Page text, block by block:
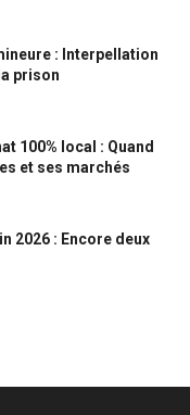
: Interpellation
prison
100% local : Quand
et ses marchés
2026 : Encore deux